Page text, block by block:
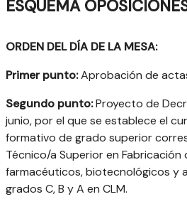
ESQUEMA
ORDEN DEL DÍA DE LA MESA:
Primer punto:Aprobación de
Segundo punto:Proyecto de
junio, por el que se establece el
formativo de grado superior
Técnico/a Superior en
farmacéuticos, biotecnológicos y
grados C, B y A en CLM.